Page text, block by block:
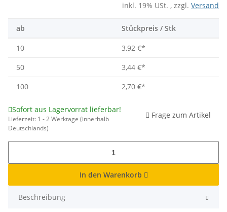
inkl. 19% USt. , zzgl. Versand
ab Stückpreis / Stk
10 3,92 €*
50
3,44 €*
100
2,70 €*
Sofort aus Lagervorrat lieferbar!
Lieferzeit: 1 - 2 Werktage (innerhalb
Deutschlands)
Frage zum Artikel
In den Warenkorb
Beschreibung